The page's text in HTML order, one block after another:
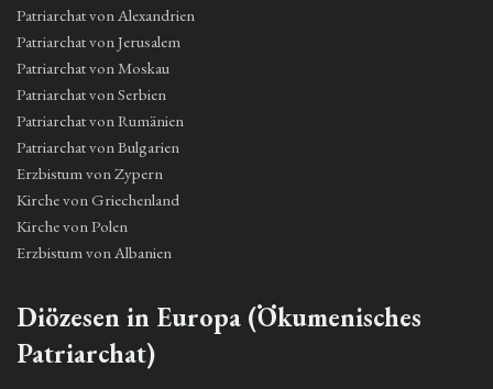
Patriarchat von Alexandrien
Patriarchat von Jerusalem
Patriarchat von Moskau
Patriarchat von Serbien
Patriarchat von Rumänien
Patriarchat von Bulgarien
Erzbistum von Zypern
Kirche von Griechenland
Kirche von Polen
Erzbistum von Albanien
Diözesen in Europa (Ökumenisches
Patriarchat)